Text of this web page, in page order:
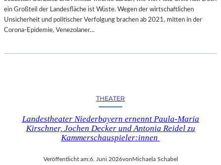
ein Großteil der Landesfläche ist Wüste. Wegen der wirtschaftlichen
Unsicherheit und politischer Verfolgung brachen ab 2021, mitten in der
Corona-Epidemie, Venezolaner…
THEATER
Landestheater Niederbayern ernennt Paula-Maria
Kirschner, Jochen Decker und Antonia Reidel zu
Kammerschauspieler:innen
Veröffentlicht am:6. Juni 2026von Michaela Schabel